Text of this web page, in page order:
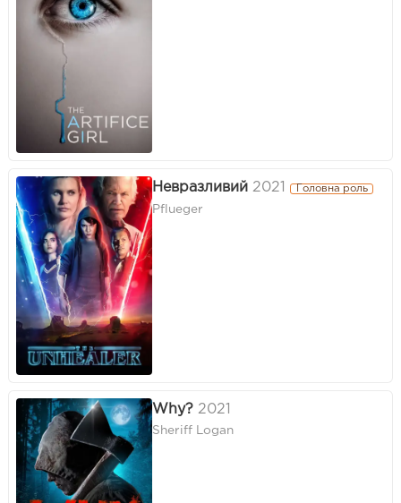
Невразливий 2021 Головна роль
Pflueger
Why? 2021
Sheriff Logan